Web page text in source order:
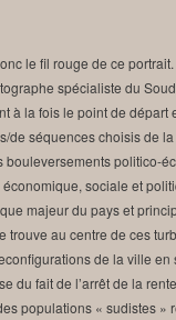
le fil rouge de ce
spécialiste du
à la fois le point de départ
de séquences choisis de
politico-
sociale et
majeur du pays et
trouve au centre de ces
de la ville
fait de l’arrêt de la
populations « sudistes »